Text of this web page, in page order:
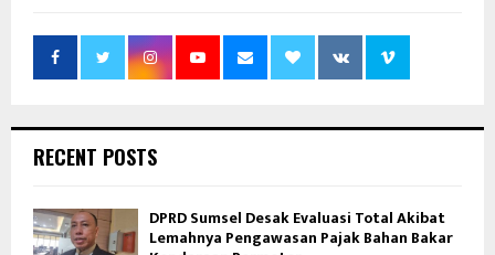
RECENT POSTS
DPRD Sumsel Desak Evaluasi Total Akibat
Lemahnya Pengawasan Pajak Bahan Bakar